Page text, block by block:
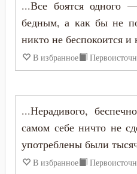
Бдение
Бедность
Беседа
Беснование
Беспечность
Иоанн Златоуст
...Все боятся одного
бедным, а как бы не
никто не беспокоится и
В избранное
...Нерадивого,
самом себе ничто не
употреблены были
В избранное